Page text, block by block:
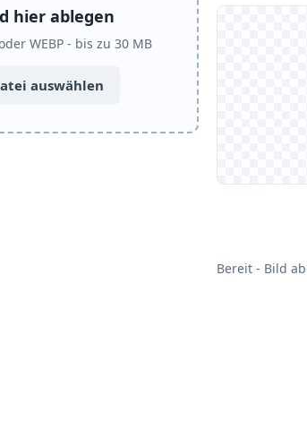
hier ablegen
oder WEBP - bis zu 30 MB
auswählen
Bereit - Bild